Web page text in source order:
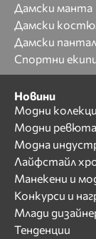
Дамски манта
Дамски
Дамски
Спортни
Новини
Модни
Модни ревюта
Модна
Лайфстайл
Манекени и
Конкурси и
Млади
Тенденции